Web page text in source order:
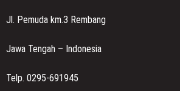
Jl. Pemuda km.3 Rembang
Jawa Tengah – Indonesia
Telp. 0295-691945